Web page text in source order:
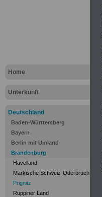
Home
Unterkunft
Deutschland
Baden-Württemberg
Bayern
Berlin mit Umland
Brandenburg
Havelland
Märkische Schweiz-Oderbruch
Prignitz
Ruppiner Land